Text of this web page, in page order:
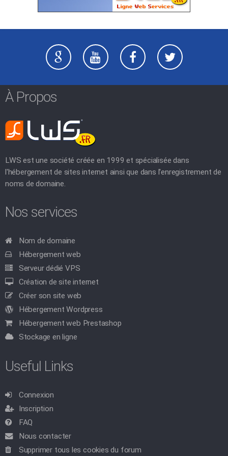
À Propos
LWS est une société créée en 1999 et spécialisée dans
l'hébergement de sites internet ainsi que dans l'enregistrement de
noms de domaine.
Nos services
Nom de domaine
Hébergement web
Serveur dédié VPS
Création de site internet
Créer son site web
Hébergement Wordpress
Hébergement web Prestashop
Stockage en ligne
Useful Links
Connexion
Inscription
FAQ
Nous contacter
Supprimer tous les cookies du forum